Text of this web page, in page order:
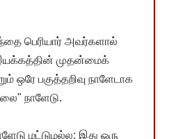
பெரியார் அவர்களால்
இயக்கத்தின் முதன்மைக்
ஒரே பகுத்தறிவு நாளேடாக
நாளேடு.
மட்டுமல்ல; இது ஒரு